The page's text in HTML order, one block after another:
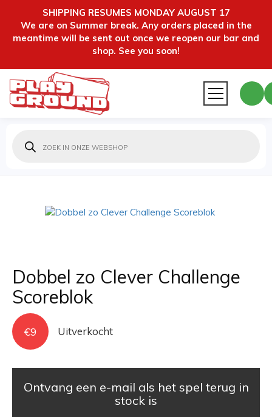
SHIPPING RESUMES MONDAY AUGUST 17
We are on Summer break. Any orders placed in the
meantime will be sent out once we reopen our bar and
shop. See you soon!
zoeken
Dobbel zo Clever Challenge
Scoreblok
€9 Uitverkocht
Ontvang een e-mail als het spel terug in
stock is